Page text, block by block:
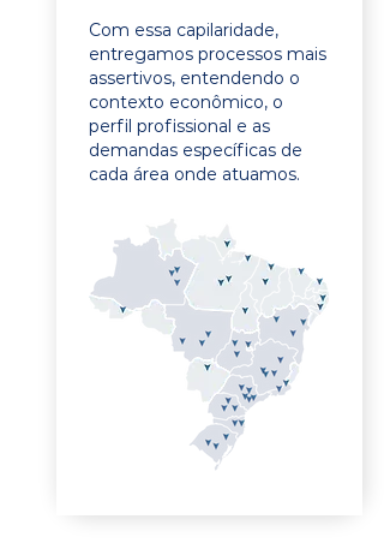
Com essa capilaridade,
entregamos processos mais
assertivos, entendendo o
contexto econômico, o
perfil profissional e as
demandas específicas de
cada área onde atuamos.